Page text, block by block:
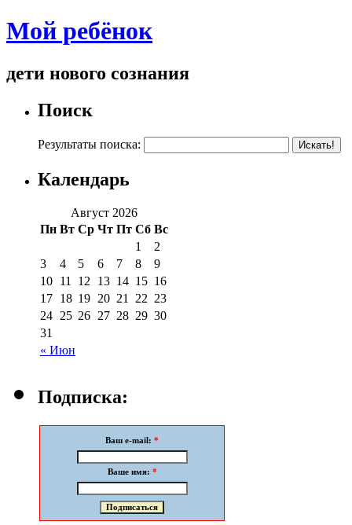
Мой ребёнок
дети нового сознания
Поиск
Результаты поиска:
Календарь
Август 2026
Пн Вт Ср Чт Пт Сб Вс
« Июн
1
2
3
4 5 6 7 8
9
10 11 12 13 14 15 16
17 18 19 20 21 22 23
24 25 26 27 28 29 30
31
Подписка:
Ваш e-mail: *
Ваше имя: *